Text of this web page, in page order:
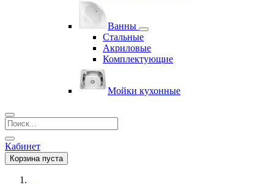
Ванны
Стальные
Акриловые
Комплектующие
Мойки кухонные
Кабинет
Корзина пуста